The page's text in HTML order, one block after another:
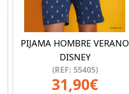
PIJAMA HOMBRE VERANO
DISNEY
(REF: 55405)
31,90€